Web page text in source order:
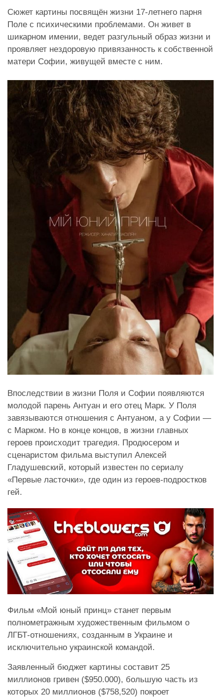
Сюжет картины посвящён жизни 17-летнего парня
Поле с психическими проблемами. Он живет в
шикарном имении, ведет разгульный образ жизни и
проявляет нездоровую привязанность к собственной
матери Софии, живущей вместе с ним.
Впоследствии в жизни Поля и Софии появляются
молодой парень Антуан и его отец Марк. У Поля
завязываются отношения с Антуаном, а у Софии —
с Марком. Но в конце концов, в жизни главных
героев происходит трагедия. Продюсером и
сценаристом фильма выступил Алексей
Гладушевский, который известен по сериалу
«Первые ласточки», где один из героев-подростков
гей.
Фильм «Мой юный принц» станет первым
полнометражным художественным фильмом о
ЛГБТ-отношениях, созданным в Украине и
исключительно украинской командой.
Заявленный бюджет картины составит 25
миллионов гривен ($950.000), большую часть из
которых 20 миллионов ($758,520) покроет